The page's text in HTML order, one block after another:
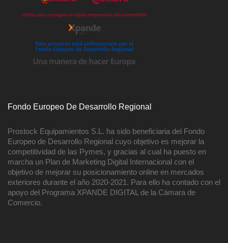
Fondo Europeo De Desarrollo Regional
Prostock Equipamientos S.L. ha sido beneficiaria del Fondo
Europeo de Desarrollo Regional cuyo objetivo es mejorar la
competitividad de las Pymes, y gracias al cual ha puesto en
marcha un Plan de Marketing Digital Internacional con el
objetivo de mejorar su posicionamiento online en mercados
exteriores durante el año 2020-2021. Para ello ha contado con el
apoyo del Programa XPANDE DIGITAL de la Cámara de
Comercio.